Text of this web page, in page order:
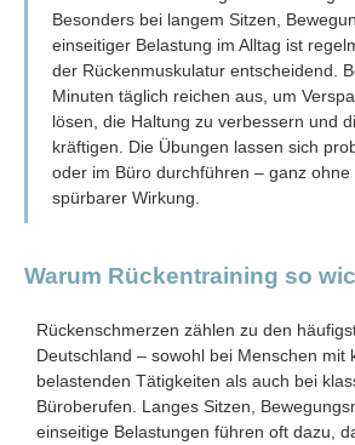
Besonders bei langem Sitzen,
einseitiger Belastung im Alltag ist
der Rückenmuskulatur entscheidend.
Minuten täglich reichen aus, um
lösen, die Haltung zu verbessern und
kräftigen. Die Übungen lassen sich
oder im Büro durchführen – ganz
spürbarer Wirkung.
Warum Rückentraining so
Rückenschmerzen zählen zu den
Deutschland – sowohl bei Menschen mit
belastenden Tätigkeiten als auch bei
Büroberufen. Langes Sitzen,
einseitige Belastungen führen oft dazu,